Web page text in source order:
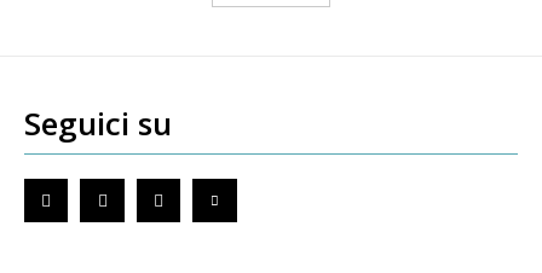
Seguici su